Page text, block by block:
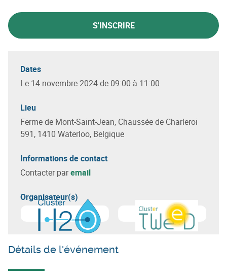
S'INSCRIRE
Dates
Le 14 novembre 2024 de 09:00 à 11:00
Lieu
Ferme de Mont-Saint-Jean, Chaussée de Charleroi
591, 1410 Waterloo, Belgique
Informations de contact
Contacter paremail
Organisateur(s)
En savoir plus sur Cluster H2OEn savoir plus surCluster
Détails de l'événement